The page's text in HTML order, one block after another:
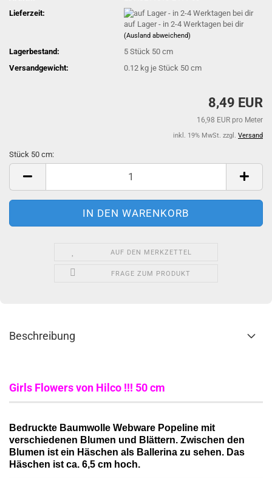
Lieferzeit:
auf Lager - in 2-4 Werktagen bei dir
(Ausland abweichend)
Lagerbestand: 5Stück 50 cm
Versandgewicht:
0.12 kg je Stück 50 cm
8,49 EUR
16,98 EUR pro Meter
inkl. 19% MwSt. zzgl. Versand
Stück 50 cm:
Stück
cm
AUF DEN MERKZETTEL
FRAGE ZUM PRODUKT
Beschreibung
Girls Flowers von Hilco !!! 50 cm
Bedruckte Baumwolle Webware Popeline mit
verschiedenen Blumen und Blättern. Zwischen den
Blumen ist ein Häschen als Ballerina zu sehen. Das
Häschen ist ca. 6,5 cm hoch.